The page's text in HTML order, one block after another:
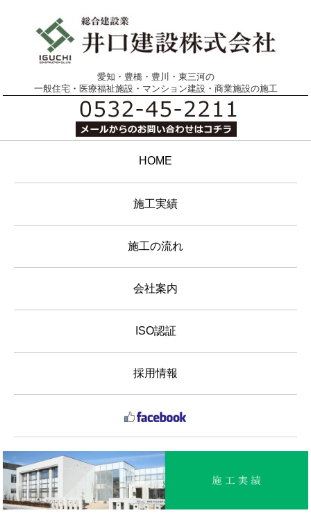
愛知・豊橋・豊川・東三河の
一般住宅・医療福祉施設・マンション建設・商業施設の施工
HOME
施工実績
施工の流れ
会社案内
ISO認証
採用情報